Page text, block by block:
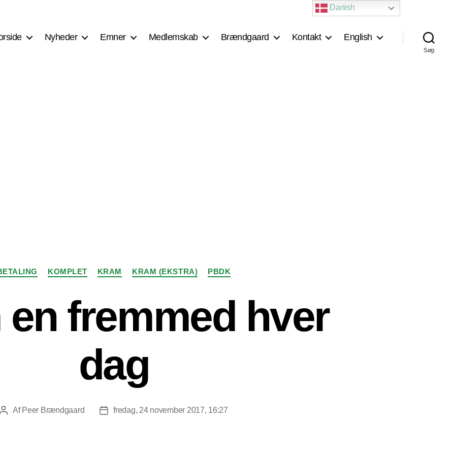
Nyheder Emner Medlemskab Brændgaard Kontakt English
Søg
Kategorier
KOMPLET KRAM KRAM (EKSTRA) PBDK
fremmed hver
dag
Indlægsforfatter
Af Peer Brændgaard Indlægsdato
fredag, 24 november 2017, 16:27
Danish